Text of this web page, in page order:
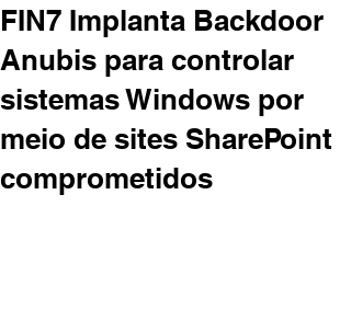
FIN7 Implanta Backdoor
Anubis para controlar
sistemas Windows por
meio de sites SharePoint
comprometidos